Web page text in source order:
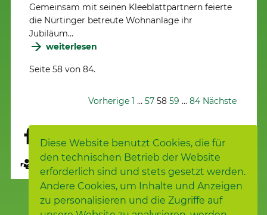
Diese Website benutzt Cookies, die für
den technischen Betrieb der Website
erforderlich sind und stets gesetzt werden.
Andere Cookies, um Inhalte und Anzeigen
zu personalisieren und die Zugriffe auf
Gemeinsam mit seinen Kleeblattpartnern feierte
die Nürtinger betreute Wohnanlage ihr
Jubiläum…
weiterlesen
Seite 58 von 84.
Vorherige 1 … 57 58 59 … 84 Nächste
Seite übersetzen